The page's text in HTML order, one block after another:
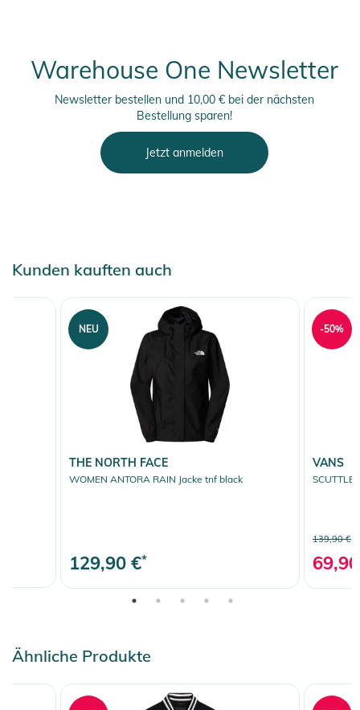
Warehouse One Newsletter
Newsletter bestellen und 10,00 € bei der nächsten
Bestellung sparen!
Jetzt anmelden
Kunden kauften auch
THE NORTH FACE
WOMEN ANTORA RAIN Jacke tnf black
129,90 €*
NEU
VANS
SCUTTLE
139,90 €
-50%
Ähnliche Produkte